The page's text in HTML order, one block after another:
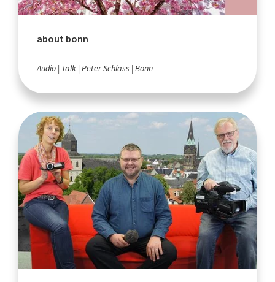
about bonn
Audio Talk Peter Schlass Bonn